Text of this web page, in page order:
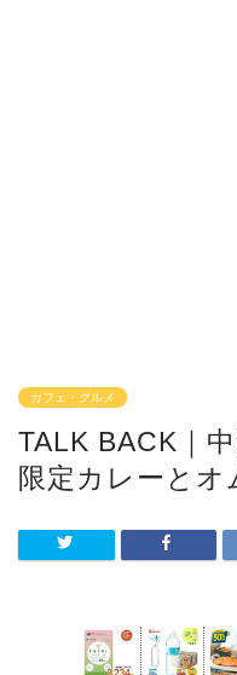
カフェ・グルメ
TALK BACK｜
限定カレーとオ